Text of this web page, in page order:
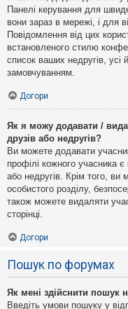
Панелі керування для
вони зараз в мережі, і для
Повідомлення від цих
встановленого стилю
список ваших недругів, усі
замовчуванням.
Догори
Як я можу додавати /
друзів або недругів?
Ви можете додавати
профілі кожного учасника
або недругів. Крім того,
особистого розділу,
також можете видаляти
сторінці.
Догори
Пошук по форумах
Як мені здійснити пошук
Введіть умови пошуку у